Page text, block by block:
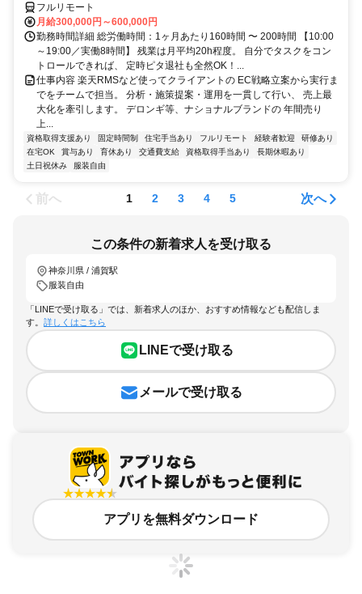
フルリモート
月給300,000円～600,000円
勤務時間詳細 総労働時間：1ヶ月あたり160時間 〜 200時間 【10:00
～19:00／実働8時間】 残業は月平均20h程度。 自分でタスクをコン
トロールできれば、 定時ピタ退社も全然OK！...
仕事内容 楽天RMSなど使ってクライアントの EC戦略立案から実行ま
でをチームで担当。 分析・施策提案・運用を一貫して行い、 売上最
大化を牽引します。 デロンギ等、ナショナルブランドの 年間売り
上...
資格取得支援あり 固定時間制 住宅手当あり フルリモート 経験者歓迎
研修あり
在宅OK
賞与あり 育休あり 交通費支給 資格取得手当あり
長期休暇あり
土日祝休み
服装自由
前へ 1 2 3 4 5 次へ
この条件の新着求人を受け取る
神奈川県 / 浦賀駅
服装自由
「LINEで受け取る」では、新着求人のほか、おすすめ情報なども配信しま
す。 詳しくはこちら
LINEで受け取る
メールで受け取る
アプリを無料ダウンロード